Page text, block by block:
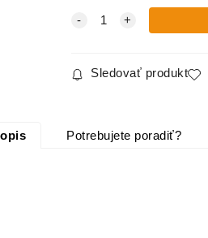
Sledovať produkt
Potrebujete poradiť?